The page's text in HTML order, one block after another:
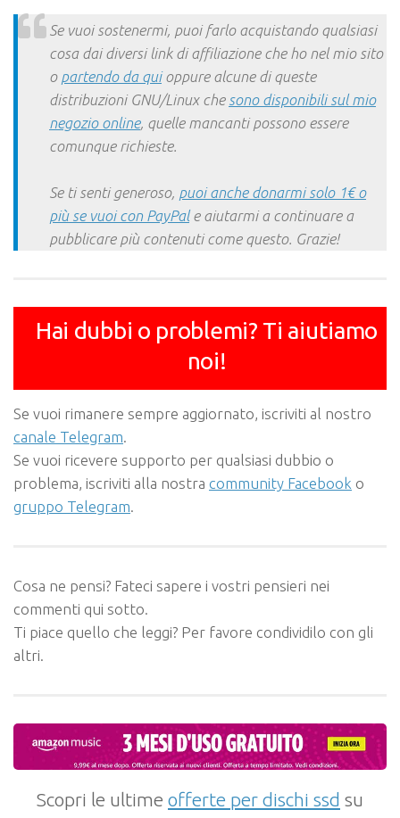
Se vuoi sostenermi, puoi farlo acquistando qualsiasi
cosa dai diversi link di affiliazione che ho nel mio sito
o partendo da quioppure alcune di queste
distribuzioni GNU/Linux che sono disponibili sul mio
negozio online, quelle mancanti possono essere
comunque richieste.
Se ti senti generoso, puoi anche donarmi solo 1€ o
più se vuoi con PayPale aiutarmi a continuare a
pubblicare più contenuti come questo. Grazie!
Hai dubbi o problemi? Ti aiutiamo
noi!
Se vuoi rimanere sempre aggiornato, iscriviti al nostro
canale Telegram.
Se vuoi ricevere supporto per qualsiasi dubbio o
problema, iscriviti alla nostra community Facebook o
gruppo Telegram.
Cosa ne pensi? Fateci sapere i vostri pensieri nei
commenti qui sotto.
Ti piace quello che leggi? Per favore condividilo con gli
altri.
Scopri le ultime offerte per dischi ssd su